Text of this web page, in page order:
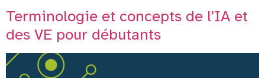
Terminologie et concepts de l’IA et
des VE pour débutants